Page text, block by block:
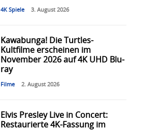
4K Spiele 3. August 2026
Kawabunga! Die Turtles-
Kultfilme erscheinen im
November 2026 auf 4K UHD Blu-
ray
Filme 2. August 2026
Elvis Presley Live in Concert:
Restaurierte 4K-Fassung im